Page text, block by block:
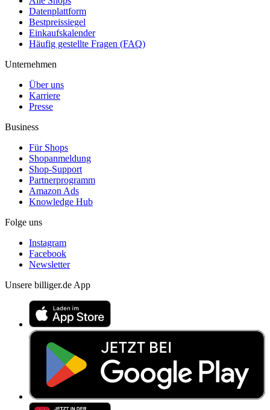
Datenplattform
Bestpreissiegel
Einkaufskalender
Häufig gestellte Fragen (FAQ)
Unternehmen
Über uns
Karriere
Presse
Business
Für Shops
Shopanmeldung
Shop-Support
Partnerprogramm
Amazon Ads
Knowledge Hub
Folge uns
Instagram
Facebook
Newsletter
Unsere billiger.de App